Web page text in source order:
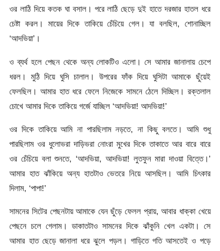
ওর লাঠি দিয়ে কতক ঘা বসাল। পরে লাঠি ছেড়ে দুই হাতে দরজার হাতল ধরে
চেষ্টা করল। মায়ের দিকে তাকিয়ে চেঁচিয়ে গেল। যা বলছিল, শোনাচ্ছিল
‘আদভিয়া’।
ও ব্যর্থ হলে পেছন থেকে অন্য লোকটিও এলো। সে আমার জানালায় চেপে
ধরল। মুঠি দিয়ে ঘুসি চালাল। উপরের ফাঁক দিয়ে ঘুসিটা আমাকে ছুঁয়েই
ফেলছিল। আমার হাত ধরে ফেলে নিজেকে সামনে ঠেলে দিচ্ছিল। রক্তলাল
চোখে আমার দিকে তাকিয়ে গর্জে যাচ্ছিল ‘আদভিয়া! আদভিয়া!’
ওর দিকে তাকিয়ে আমি না পারছিলাম নড়তে, না কিছু বলতে। আমি শুধু
পারছিলাম ওর ধুলোভরা দাড়িভরা নোংরা মুখের দিকে তাকাতে আর বারে বারে
ওর চেঁচিয়ে বলা শুনতে, ‘আদভিয়া, আদভিয়া! লুতফুন মারা দাওয়া বিত্তে।’
আমার হাত ঝাঁকিয়ে অন্য হাতটাও ভেতরে নিয়ে আসছিল। আমি চিৎকার
দিলাম, ‘পাপা!’
সামনের সিটের পেছনটায় আমাকে যেন ছুঁড়ে ফেলল প্রায়, আবার ধাক্কা খেয়ে
পেছনে চলে গেলাম। ডাকাতটাও সামনের দিকে ঝাঁকুনি খেল একটা। সে
আমার হাত ছেড়ে জানালা ধরে ঝুলে পড়ল। গাড়িতে গতি আসতেই ও পড়ে